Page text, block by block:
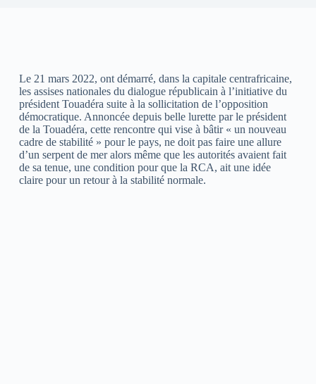
Le 21 mars 2022, ont démarré, dans la capitale centrafricaine,
les assises nationales du dialogue républicain à l’initiative du
président Touadéra suite à la sollicitation de l’opposition
démocratique. Annoncée depuis belle lurette par le président
de la Touadéra, cette rencontre qui vise à bâtir « un nouveau
cadre de stabilité » pour le pays, ne doit pas faire une allure
d’un serpent de mer alors même que les autorités avaient fait
de sa tenue, une condition pour que la RCA, ait une idée
claire pour un retour à la stabilité normale.